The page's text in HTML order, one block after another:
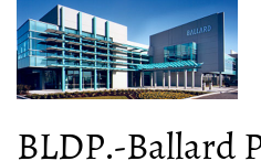
BLDP.-Ballard